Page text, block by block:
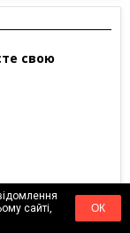
свою
сайті,
ОК